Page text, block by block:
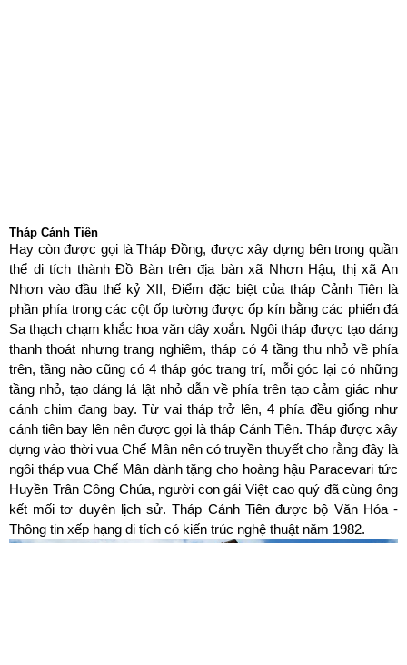
Tháp Cánh Tiên
Hay còn được gọi là Tháp Đồng, được xây dựng bên trong quần
thể di tích thành Đồ Bàn trên địa bàn xã Nhơn Hậu, thị xã An
Nhơn vào đầu thế kỷ XII, Điểm đặc biệt của tháp Cảnh Tiên là
phần phía trong các cột ốp tường được ốp kín bằng các phiến đá
Sa thạch chạm khắc hoa văn dây xoắn. Ngôi tháp được tạo dáng
thanh thoát nhưng trang nghiêm, tháp có 4 tầng thu nhỏ về phía
trên, tầng nào cũng có 4 tháp góc trang trí, mỗi góc lại có những
tầng nhỏ, tạo dáng lá lật nhỏ dẫn về phía trên tạo cảm giác như
cánh chim đang bay. Từ vai tháp trở lên, 4 phía đều giống như
cánh tiên bay lên nên được gọi là tháp Cánh Tiên. Tháp được xây
dựng vào thời vua Chế Mân nên có truyền thuyết cho rằng đây là
ngôi tháp vua Chế Mân dành tặng cho hoàng hậu Paracevari tức
Huyền Trân Công Chúa, người con gái Việt cao quý đã cùng ông
kết mối tơ duyên lịch sử. Tháp Cánh Tiên được bộ Văn Hóa -
Thông tin xếp hạng di tích có kiến trúc nghệ thuật năm 1982.